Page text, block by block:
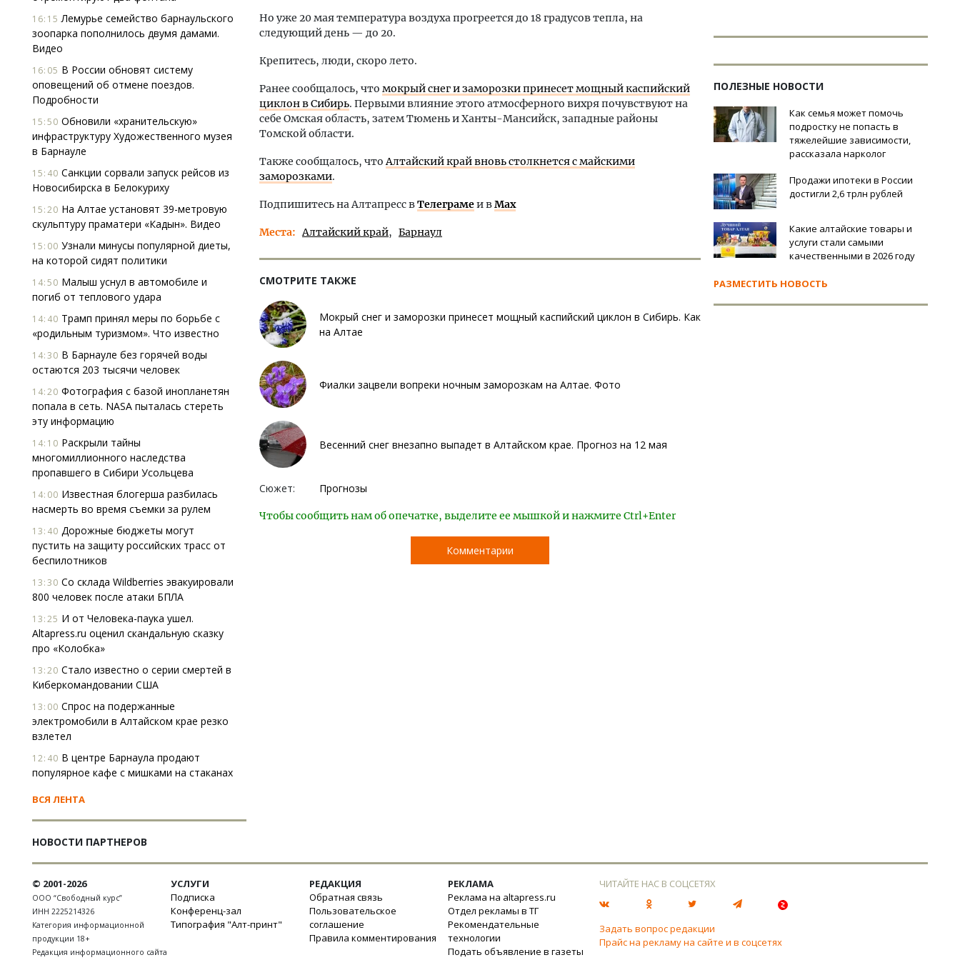
16:15 Лемурье семейство барнаульского
зоопарка пополнилось двумя дамами.
Видео
16:05 В России обновят систему
оповещений об отмене поездов.
Подробности
15:50 Обновили «хранительскую»
инфраструктуру Художественного музея
в Барнауле
15:40 Санкции сорвали запуск рейсов из
Новосибирска в Белокуриху
15:20 На Алтае установят 39-метровую
скульптуру праматери «Кадын». Видео
15:00 Узнали минусы популярной диеты,
на которой сидят политики
14:50 Малыш уснул в автомобиле и
погиб от теплового удара
14:40 Трамп принял меры по борьбе с
«родильным туризмом». Что известно
14:30 В Барнауле без горячей воды
остаются 203 тысячи человек
14:20 Фотография с базой инопланетян
попала в сеть. NASA пыталась стереть
эту информацию
14:10 Раскрыли тайны
многомиллионного наследства
пропавшего в Сибири Усольцева
14:00 Известная блогерша разбилась
насмерть во время съемки за рулем
13:40 Дорожные бюджеты могут
пустить на защиту российских трасс от
беспилотников
13:30 Со склада Wildberries эвакуировали
800 человек после атаки БПЛА
13:25 И от Человека-паука ушел.
Altapress.ru оценил скандальную сказку
про «Колобка»
13:20 Стало известно о серии смертей в
Киберкомандовании США
13:00 Спрос на подержанные
электромобили в Алтайском крае резко
взлетел
12:40 В центре Барнаула продают
популярное кафе с мишками на стаканах
ВСЯ ЛЕНТА
НОВОСТИ ПАРТНЕРОВ
Но уже 20 мая температура воздуха прогреется до 18 градусов тепла, на
следующий день — до 20.
Крепитесь, люди, скоро лето.
Ранее сообщалось, что мокрый снег и заморозки принесет мощный каспийский
циклон в Сибирь. Первыми влияние этого атмосферного вихря почувствуют на
себе Омская область, затем Тюмень и Ханты-Мансийск, западные районы
Томской области.
Также сообщалось, чтоАлтайский край вновь столкнется с майскими
заморозками.
Подпишитесь на Алтапресс вТелеграмеи вMax
Места Алтайский край Барнаул
СМОТРИТЕ ТАКЖЕ
Мокрый снег и заморозки принесет мощный каспийский циклон в Сибирь. Как
на Алтае
Фиалки зацвели вопреки ночным заморозкам на Алтае. Фото
Весенний снег внезапно выпадет в Алтайском крае. Прогноз на 12 мая
Сюжет: Прогнозы
Чтобы сообщить нам об опечатке, выделите ее мышкой и нажмите Ctrl+Enter
Комментарии
ПОЛЕЗНЫЕ НОВОСТИ
Как семья может помочь
подростку не попасть в
тяжелейшие зависимости,
рассказала нарколог
Продажи ипотеки в России
достигли 2,6 трлн рублей
Какие алтайские товары и
услуги стали самыми
качественными в 2026 году
РАЗМЕСТИТЬ НОВОСТЬ
© 2001-2026
ООО “Свободный курс”
ИНН 2225214326
Категория информационной
продукции 18+
Редакция информационного сайта
УСЛУГИ
Подписка
Конференц-зал
Типография "Алт-принт"
РЕДАКЦИЯ
Обратная связь
Пользовательское
соглашение
Правила комментирования
РЕКЛАМА
Реклама на altapress.ru
Отдел рекламы в ТГ
Рекомендательные
технологии
Подать объявление в газеты
ЧИТАЙТЕ НАС В СОЦСЕТЯХ
Задать вопрос редакции
Прайс на рекламу на сайте и в соцсетях